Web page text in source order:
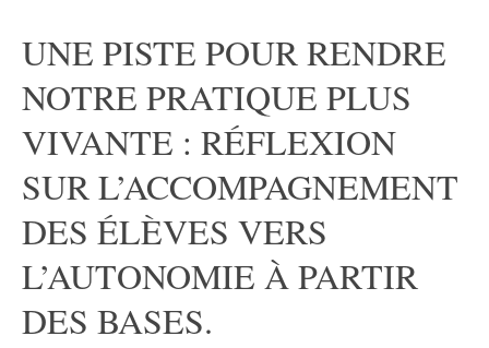
UNE PISTE POUR RENDRE
NOTRE PRATIQUE PLUS
VIVANTE : RÉFLEXION
SUR L’ACCOMPAGNEMENT
DES ÉLÈVES VERS
L’AUTONOMIE À PARTIR
DES BASES.